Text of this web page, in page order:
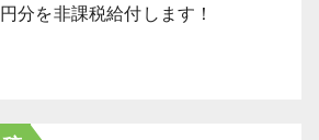
分を非課税給付します！